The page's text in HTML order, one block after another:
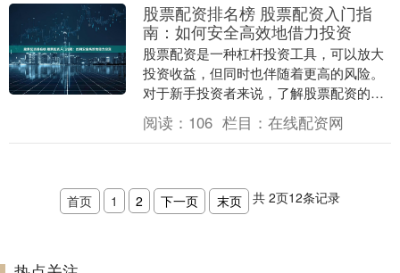
股票配资排名榜 股票配资入门指
南：如何安全高效地借力投资
股票配资是一种杠杆投资工具，可以放大
投资收益，但同时也伴随着更高的风险。
对于新手投资者来说，了解股票配资的入
门知识至关重要。 股票配资是指投资者以
一定比例的资金....
阅读： 106 栏目： 在线配资网
首页 1 2 下一页 末页 共 2页12条记录